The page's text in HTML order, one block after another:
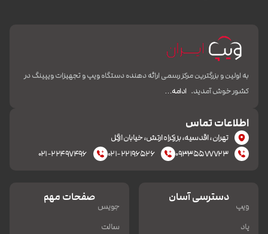
به اولین و بزرگترین مرکز رسمی ارائه دهنده دستگاه ویپ و تجهیزات ویپینگ در
کشور خوش آمدید. ادامه…
اطلاعات تماس
تهران، اقدسیه، بزرکراه ارتش، خیابان ازگل
۰۹۳۳۵۵۷۷۷۲۳
۰۲۱-۲۲۱۹۶۵۲۶ ۰۲۱-۲۲۴۹۷۴۹۶
دسترسی آسان
ویپ
پاد
صفحات مهم
جویس
سالت